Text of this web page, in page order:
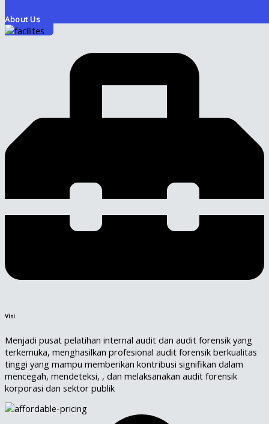
About Us
Visi
Menjadi pusat pelatihan internal audit dan audit forensik yang
terkemuka, menghasilkan profesional audit forensik berkualitas
tinggi yang mampu memberikan kontribusi signifikan dalam
mencegah, mendeteksi, , dan melaksanakan audit forensik
korporasi dan sektor publik